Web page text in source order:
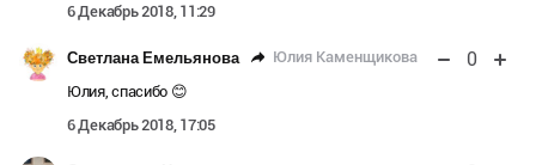
6 Декабрь 2018, 11:29
Светлана Емельянова Юлия Каменщикова 0
Юлия, спасибо 😊
6 Декабрь 2018, 17:05